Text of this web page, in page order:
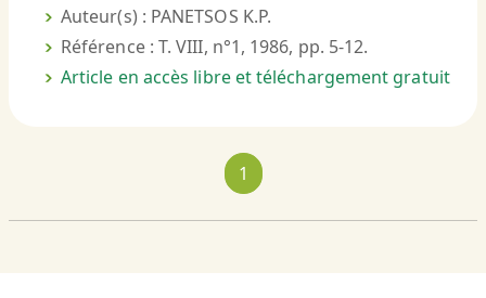
Auteur(s) : PANETSOS K.P.
Référence : T. VIII, n°1, 1986, pp. 5-12.
Article en accès libre et téléchargement gratuit
1